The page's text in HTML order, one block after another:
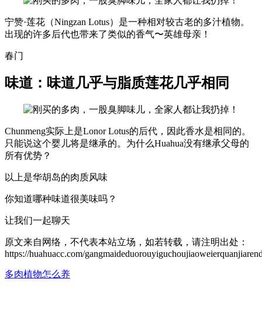
宁赞·莲花（Ningzan Lotus）是一种相对较古老的多汁植物。
出现的许多后代也带来了类似的香气〜英雄母亲！
春门
味道：味道几乎与脂质莲花几乎相同
Chunmeng实际上是Lonor Lotus的后代，因此香水是相同的。
只能说这个婴儿将是继承的。为什么Huahua没有继承父母的
所有优势？
以上是华胡岛的肉质风味
你知道哪种味道很美味吗？
让我们一起聊天
原文来自网络，不代表本站立场，如若转载，请注明出处：
https://huahuacc.com/
多肉植物怎么养